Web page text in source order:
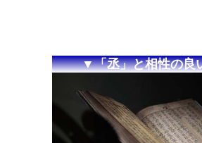
▼「丞」と相性の良